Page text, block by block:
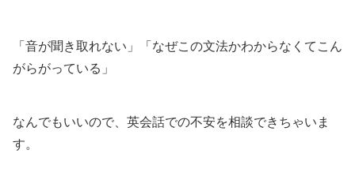
「音が聞き取れない」「なぜこの文法かわからなくてこん
がらがっている」
なんでもいいので、英会話での不安を相談できちゃいま
す。